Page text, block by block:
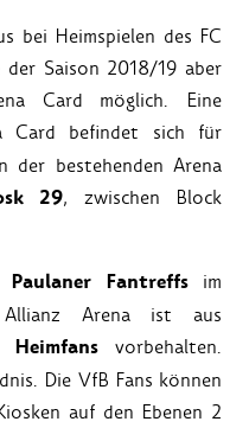
bei Heimspielen des FC
Saison 2018/19 aber
Card möglich. Eine
Card befindet sich für
der bestehenden Arena
29, zwischen Block
Paulaner Fantreffs
im
Arena ist aus
Heimfans vorbehalten.
Die VfB Fans können
auf den Ebenen 2